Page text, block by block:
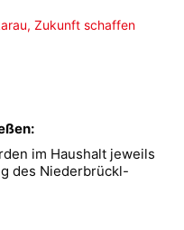
, Zukunft schaffen
im Haushalt jeweils
des Niederbrückl-